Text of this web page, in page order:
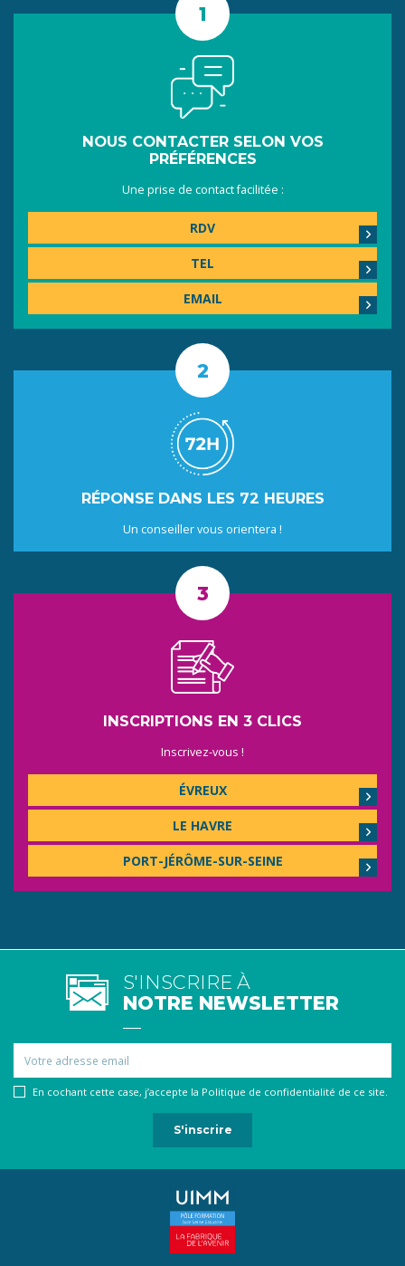
NOUS CONTACTER SELON VOS
PRÉFÉRENCES
Une prise de contact facilitée :
RDV
TEL
EMAIL
RÉPONSE DANS LES 72 HEURES
Un conseiller vous orientera !
INSCRIPTIONS EN 3 CLICS
Inscrivez-vous !
ÉVREUX
LE HAVRE
PORT-JÉRÔME-SUR-SEINE
S'INSCRIRE À
NOTRE NEWSLETTER
En cochant cette case, j’accepte la Politique de confidentialité de ce site.